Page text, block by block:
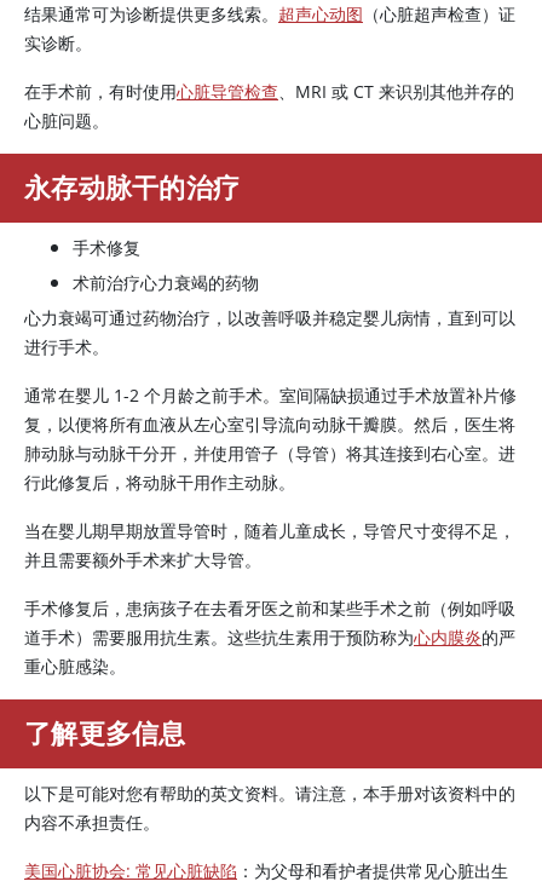
结果通常可为诊断提供更多线索。 超声心动图 （心脏超声检查）证
实诊断。
在手术前，有时使用心脏导管检查、MRI 或 CT 来识别其他并存的
心脏问题。
永存动脉干的治疗
手术修复
术前治疗心力衰竭的药物
心力衰竭可通过药物治疗，以改善呼吸并稳定婴儿病情，直到可以
进行手术。
通常在婴儿 1-2 个月龄之前手术。室间隔缺损通过手术放置补片修
复，以便将所有血液从左心室引导流向动脉干瓣膜。然后，医生将
肺动脉与动脉干分开，并使用管子（导管）将其连接到右心室。进
行此修复后，将动脉干用作主动脉。
当在婴儿期早期放置导管时，随着儿童成长，导管尺寸变得不足，
并且需要额外手术来扩大导管。
手术修复后，患病孩子在去看牙医之前和某些手术之前（例如呼吸
道手术）需要服用抗生素。这些抗生素用于预防称为心内膜炎的严
重心脏感染。
了解更多信息
以下是可能对您有帮助的英文资料。请注意，本手册对该资料中的
内容不承担责任。
美国心脏协会: 常见心脏缺陷 ：为父母和看护者提供常见心脏出生